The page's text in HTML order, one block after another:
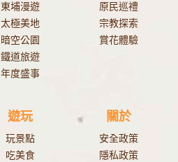
東埔漫遊
太極美地
暗空公園
鐵道旅遊
年度盛事
原民巡禮
宗教探索
賞花體驗
遊玩
玩景點
吃美食
關於
安全政策
隱私政策